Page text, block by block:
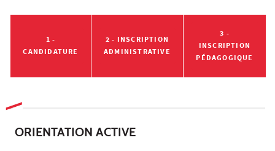
1 -
CANDIDATURE
2 - INSCRIPTION
ADMINISTRATIVE
3 -
INSCRIPTION
PÉDAGOGIQUE
ORIENTATION ACTIVE